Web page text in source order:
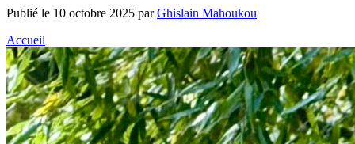
Publié le 10 octobre 2025 par Ghislain Mahoukou
Accueil